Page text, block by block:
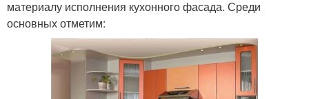
материалу исполнения кухонного фасада. Среди
основных отметим: